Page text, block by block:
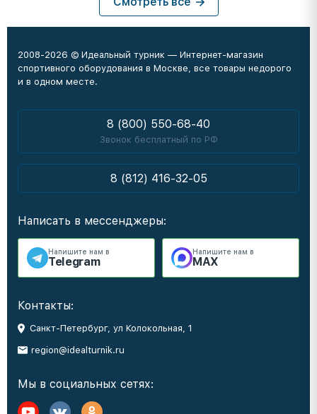
2008-2026 © Идеальный турник — Интернет-магазин
спортивного оборудования в Москве, все товары недорого
и в одном месте.
8 (800) 550-68-40
Звонок бесплатный по РФ
8 (812) 416-32-05
Написать в мессенджеры:
Напишите нам в
Telegram
Напишите нам в
MAX
Контакты:
Санкт-Петербург, ул Колокольная, 1
region@idealturnik.ru
Мы в социальных сетях: